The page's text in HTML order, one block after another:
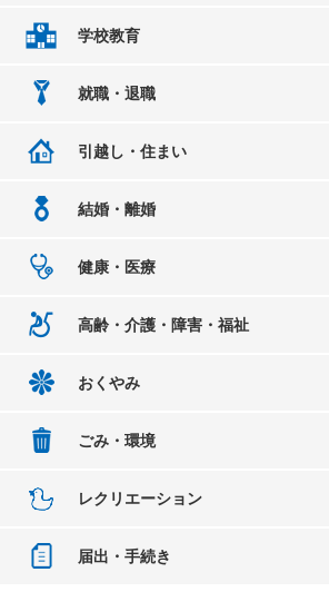
学校教育
就職・退職
引越し・住まい
結婚・離婚
健康・医療
高齢・介護・障害・福祉
おくやみ
ごみ・環境
レクリエーション
届出・手続き